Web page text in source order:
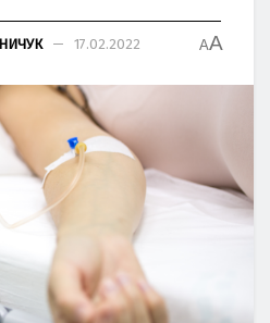
17.02.2022 AA